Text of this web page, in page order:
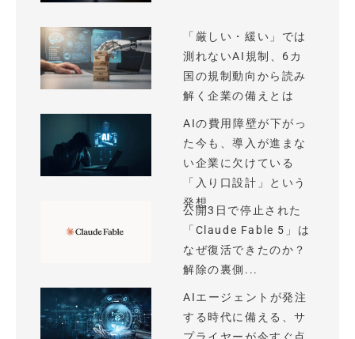
「厳しい・緩い」では
測れないAI規制、6カ
国の規制動向から読み
解く企業の備えとは
AIの費用障壁が下がっ
た今も、導入が進まな
い企業に欠けている
「入り口設計」という
発想
公開3日で停止された
「Claude Fable 5」は
なぜ復活できたのか？
解除の裏側...
AIエージェントが発注
する時代に備える、サ